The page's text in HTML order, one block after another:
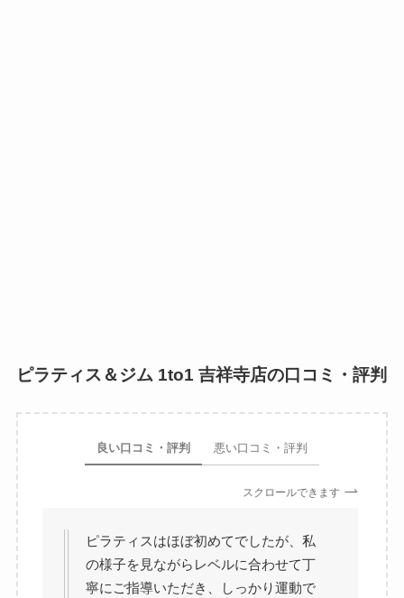
ピラティス＆ジム 1to1 吉祥寺店の口コミ・評判
良い口コミ・評判 悪い口コミ・評判
スクロールできます
ピラティスはほぼ初めてでしたが、私
の様子を見ながらレベルに合わせて丁
寧にご指導いただき、しっかり運動で